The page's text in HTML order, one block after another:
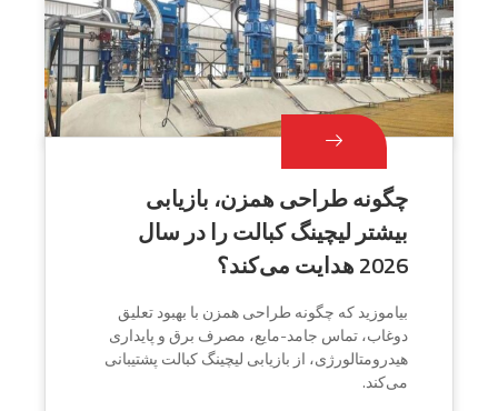
چگونه طراحی همزن، بازیابی
بیشتر لیچینگ کبالت را در سال
2026 هدایت می‌کند؟
بیاموزید که چگونه طراحی همزن با بهبود تعلیق
دوغاب، تماس جامد-مایع، مصرف برق و پایداری
هیدرومتالورژی، از بازیابی لیچینگ کبالت پشتیبانی
می‌کند.